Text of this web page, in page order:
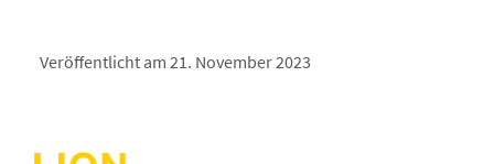
Veröffentlicht am 21. November 2023